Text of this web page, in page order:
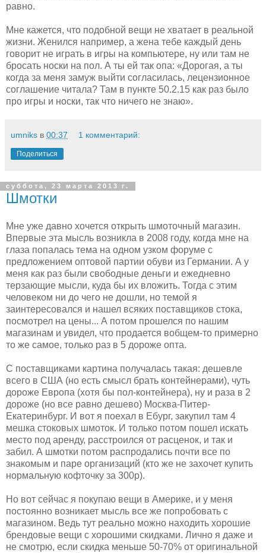
равно.
Мне кажется, что подобной вещи не хватает в реальной
жизни. Женился например, а жена тебе каждый день
говорит не играть в игры на компьютере, ну или там не
бросать носки на пол. А ты ей так опа: «Дорогая, а ты
когда за меня замуж выйти согласилась, лецензионное
соглашение читала? Там в пункте 50.2.15 как раз было
про игры и носки, так что ничего не знаю».
umniks в 00:37 1 комментарий:
Поделиться
суббота, 23 марта 2013 г.
Шмотки
Мне уже давно хочется открыть шмоточный магазин.
Впервые эта мысль возникла в 2008 году, когда мне на
глаза попалась тема на одном узком форуме с
предложением оптовой партии обуви из Германии. А у
меня как раз были свободные деньги и ежедневно
терзающие мысли, куда бы их вложить. Тогда с этим
человеком ни до чего не дошли, но темой я
заинтересовался и нашел всяких поставщиков стока,
посмотрел на цены... А потом прошелся по нашим
магазинам и увидел, что продается вобщем-то примерно
то же самое, только раз в 5 дороже опта.
С поставщиками картина получалась такая: дешевле
всего в США (но есть смысл брать контейнерами), чуть
дороже Европа (хотя бы пол-контейнера), ну и раза в 2
дороже (но все равно дешево) Москва-Питер-
Екатеринбург. И вот я поехал в Ебург, закупил там 4
мешка стоковых шмоток. И только потом пошел искать
место под аренду, расстроился от расценок, и так и
забил. А шмотки потом распродались почти все по
знакомым и паре организаций (кто же не захочет купить
нормальную кофточку за 300р).
Но вот сейчас я покупаю вещи в Америке, и у меня
постоянно возникает мысль все же попробовать с
магазином. Ведь тут реально можно находить хорошие
брендовые вещи с хорошими скидками. Лично я даже и
не смотрю, если скидка меньше 50-70% от оригинальной